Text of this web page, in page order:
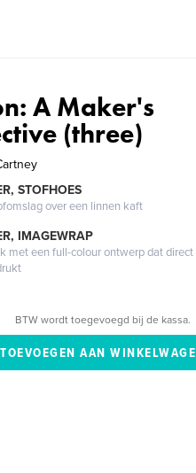
A Maker's
(three)
STOFHOES
over een linnen kaft
IMAGEWRAP
met een full-colour ontwerp dat direct
BTW wordt toegevoegd bij de kassa.